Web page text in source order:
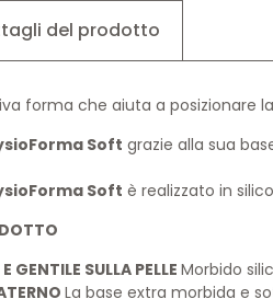
del prodotto
forma che aiuta a posizionare
Soft grazie alla sua
Soft è realizzato in
GENTILE SULLA PELLE Morbido
La base extra morbida e